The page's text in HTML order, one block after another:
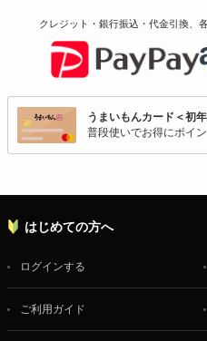
クレジット・銀行振込・代金引換、
うまいもんカード＜初
普段使いでお得にポイ
はじめての方へ
ログインする
ご利用ガイド